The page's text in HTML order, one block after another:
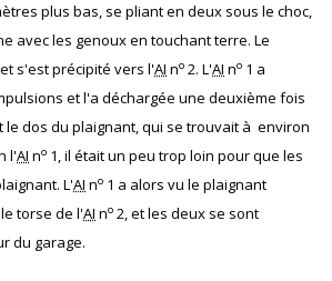
plus bas, se pliant en deux sous le choc,
avec les genoux en touchant terre. Le
s'est précipité vers l'AI no 2. L'AI no 1 a
et l'a déchargée une deuxième fois
le dos du plaignant, qui se trouvait à environ
l'AI no 1, il était un peu trop loin pour que les
L'AI no 1 a alors vu le plaignant
torse de l'AI no 2, et les deux se sont
du garage.